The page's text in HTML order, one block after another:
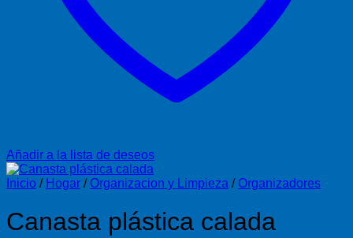
Añadir a la lista de deseos
Inicio / Hogar / Organizacion y Limpieza / Organizadores
Canasta plástica calada